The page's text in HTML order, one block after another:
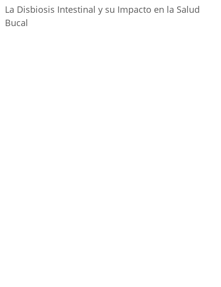
La Disbiosis Intestinal y su Impacto en la Salud
Bucal